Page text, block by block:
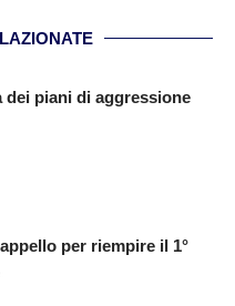
dei piani di aggressione
per riempire il 1°